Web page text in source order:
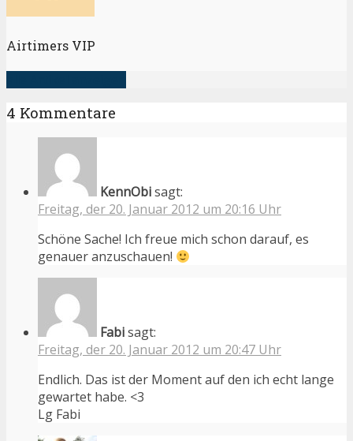
Airtimers VIP
4 Kommentare
KennObisagt:
Freitag, der 20. Januar 2012 um 20:16 Uhr
Schöne Sache! Ich freue mich schon darauf, es
genauer anzuschauen!
Fabisagt:
Freitag, der 20. Januar 2012 um 20:47 Uhr
Endlich. Das ist der Moment auf den ich echt lange
gewartet habe. <3
Lg Fabi